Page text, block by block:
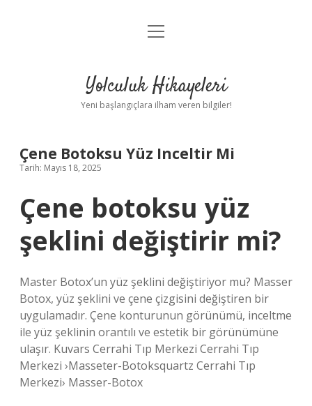
Anasayfa
Yasal Uyarı
menüyü
Yolculuk Hikayeleri
Yeni başlangıçlara ilham veren bilgiler!
Çene Botoksu Yüz Inceltir Mi
Tarih: Mayıs 18, 2025
Çene botoksu yüz
şeklini değiştirir mi?
Master Botox’un yüz şeklini değiştiriyor mu? Masser
Botox, yüz şeklini ve çene çizgisini değiştiren bir
uygulamadır. Çene konturunun görünümü, inceltme
ile yüz şeklinin orantılı ve estetik bir görünümüne
ulaşır. Kuvars Cerrahi Tıp Merkezi Cerrahi Tıp
Merkezi ›Masseter-Botoksquartz Cerrahi Tıp
Merkezi› Masser-Botox